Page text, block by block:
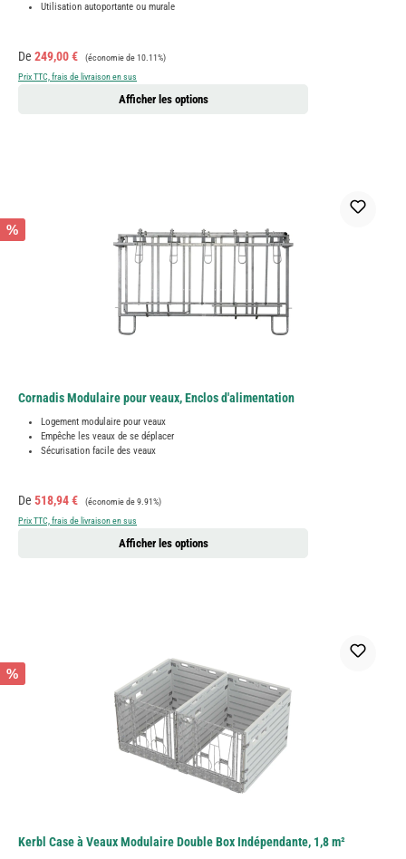
Utilisation autoportante ou murale
Prix de vente :
De 249,00 € Prix régulier :
(économie de 10.11%)
Prix TTC, frais de livraison en sus
Afficher les options
%
Cornadis Modulaire pour veaux, Enclos d'alimentation
Logement modulaire pour veaux
Empêche les veaux de se déplacer
Sécurisation facile des veaux
Prix de vente :
De 518,94 € Prix régulier :
(économie de 9.91%)
Prix TTC, frais de livraison en sus
Afficher les options
%
Kerbl Case à Veaux Modulaire Double Box Indépendante, 1,8 m²